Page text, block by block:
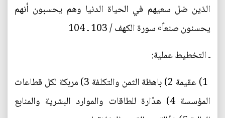
الذين ضل سعيهم في الحياة الدنيا وهم يحسبون أنهم
يحسنون صنعاً» سورة الكهف / 103 ـ 104
ـ التخطيط عملية:
1) عقيمة 2) باهظة الثمن والتكلفة 3) مربكة لكل قطاعات
المؤسسة 4) هدّارة للطاقات والموارد البشرية والمنابع